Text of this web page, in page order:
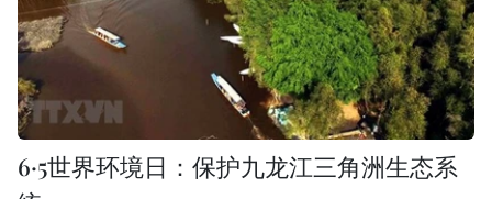
6·5世界环境日：保护九龙江三角洲生态系